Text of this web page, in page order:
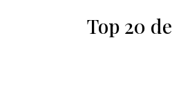
Top 20